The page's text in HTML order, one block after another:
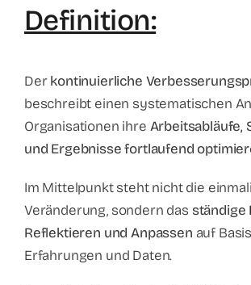
Definition:
Derkontinuierliche
beschreibt einen systematischen
Organisationen ihre Arbeitsabläufe,
und Ergebnisse fortlaufend
Im Mittelpunkt steht nicht die
Veränderung, sondern das ständige
Reflektieren und Anpassen auf
Erfahrungen und Daten.